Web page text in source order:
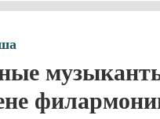
музыканты